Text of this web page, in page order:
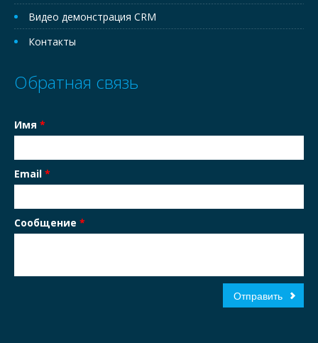
Видео демонстрация CRM
Контакты
Обратная связь
Имя *
Email *
Сообщение *